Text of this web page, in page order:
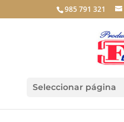
985 791 321
Seleccionar página